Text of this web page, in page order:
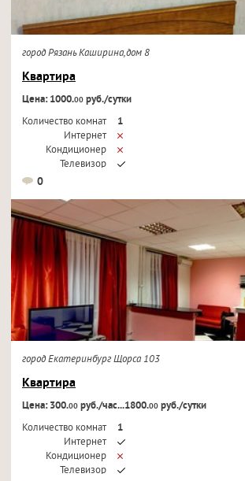
город Рязань Каширина,дом 8
Квартира
Цена: 1000.00руб./сутки
Количество комнат
1
Интернет
Кондиционер
Телевизор
0
город Екатеринбург Щорса 103
Квартира
Цена: 300.00руб./час...1800.00руб./сутки
Количество комнат
1
Интернет
Кондиционер
Телевизор